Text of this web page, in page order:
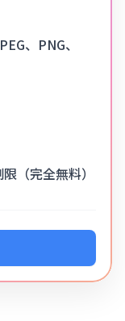
、PNG、
（完全無料）